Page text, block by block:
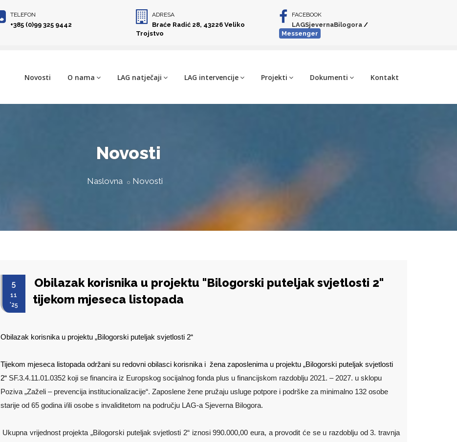
TELEFON
+385 (0)99 325 9442
ADRESA
Braće Radić 28, 43226 Veliko
Trojstvo
FACEBOOK
LAGSjevernaBilogora/
Messenger
Novosti O nama LAG natječaji LAG intervencije Projekti Dokumenti Kontakt
Novosti
Naslovna Novosti
5
11
'25
Obilazak korisnika u projektu "Bilogorski puteljak svjetlosti 2"
tijekom mjeseca listopada
Obilazak korisnika u projektu „Bilogorski puteljak svjetlosti 2“
Tijekom mjeseca listopada održani su redovni obilasci korisnika i žena zaposlenima u projektu „Bilogorski puteljak svjetlosti
2“ SF.3.4.11.01.0352 koji se financira iz Europskog socijalnog fonda plus u financijskom razdoblju 2021. – 2027. u sklopu
Poziva „Zaželi – prevencija institucionalizacije“. Zaposlene žene pružaju usluge potpore i podrške za minimalno 132 osobe
starije od 65 godina i/ili osobe s invaliditetom na području LAG-a Sjeverna Bilogora.
Ukupna vrijednost projekta „Bilogorski puteljak svjetlosti 2“ iznosi 990.000,00 eura, a provodit će se u razdoblju od 3. travnja